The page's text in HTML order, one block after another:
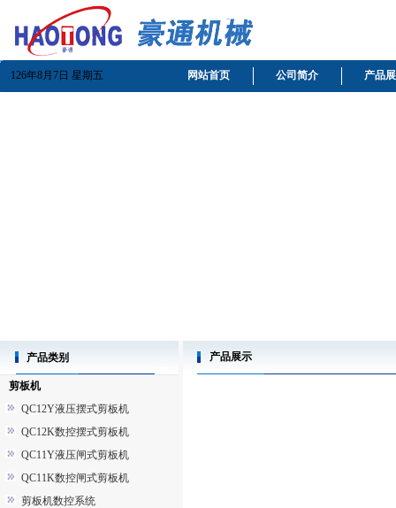
126年8月7日 星期五 网站首页 公司简介 产品
产品类别
剪板机
QC12Y液压摆式剪板机
QC12K数控摆式剪板机
QC11Y液压闸式剪板机
QC11K数控闸式剪板机
剪板机数控系统
产品展示